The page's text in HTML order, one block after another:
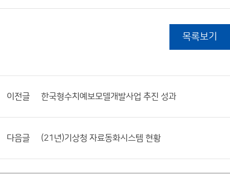
목록보기
이전글 한국형수치예보모델개발사업 추진 성과
다음글 (21년)기상청 자료동화시스템 현황